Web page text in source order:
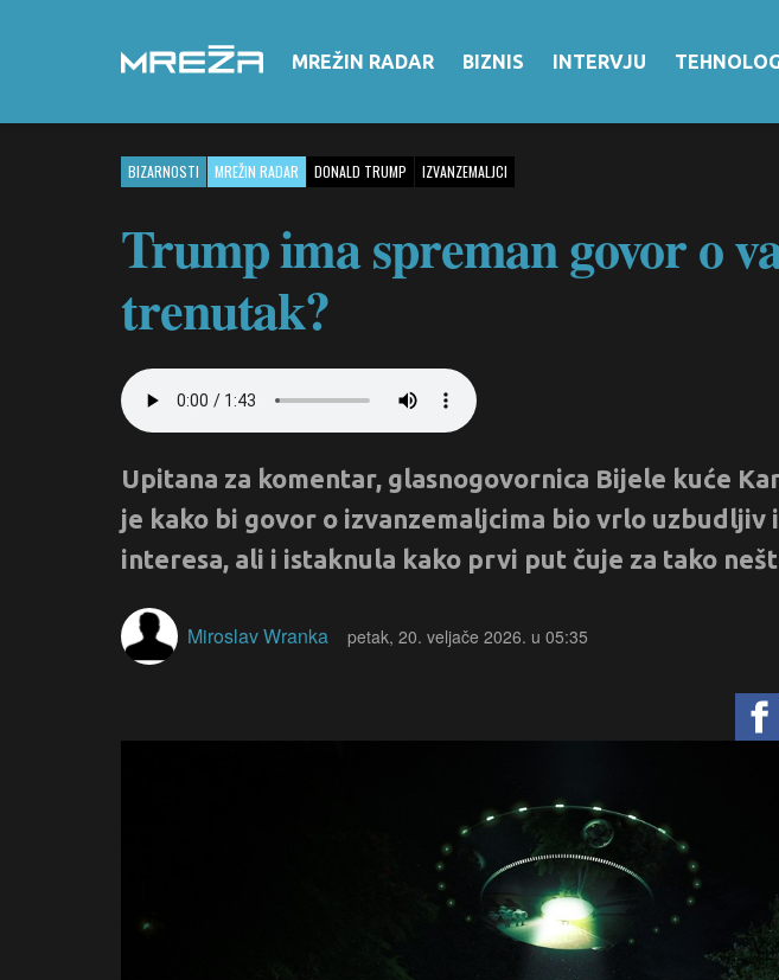
MREŽIN RADAR BIZNIS INTERVJU
BIZARNOSTI MREŽIN RADAR DONALD TRUMP IZVANZEMALJCI
Trump ima spreman govor o
trenutak?
Upitana za komentar, glasnogovornica Bijele kuće
je kako bi govor o izvanzemaljcima bio vrlo uzbudljiv
interesa, ali i istaknula kako prvi put čuje za tako
Miroslav Wranka petak, 20. veljače 2026. u 05:35